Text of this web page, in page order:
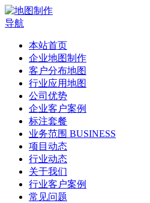
导航
本站首页
企业地图制作
客户分布地图
行业应用地图
公司优势
企业客户案例
标注套餐
业务范围 BUSINESS
项目动态
行业动态
关于我们
行业客户案例
常见问题